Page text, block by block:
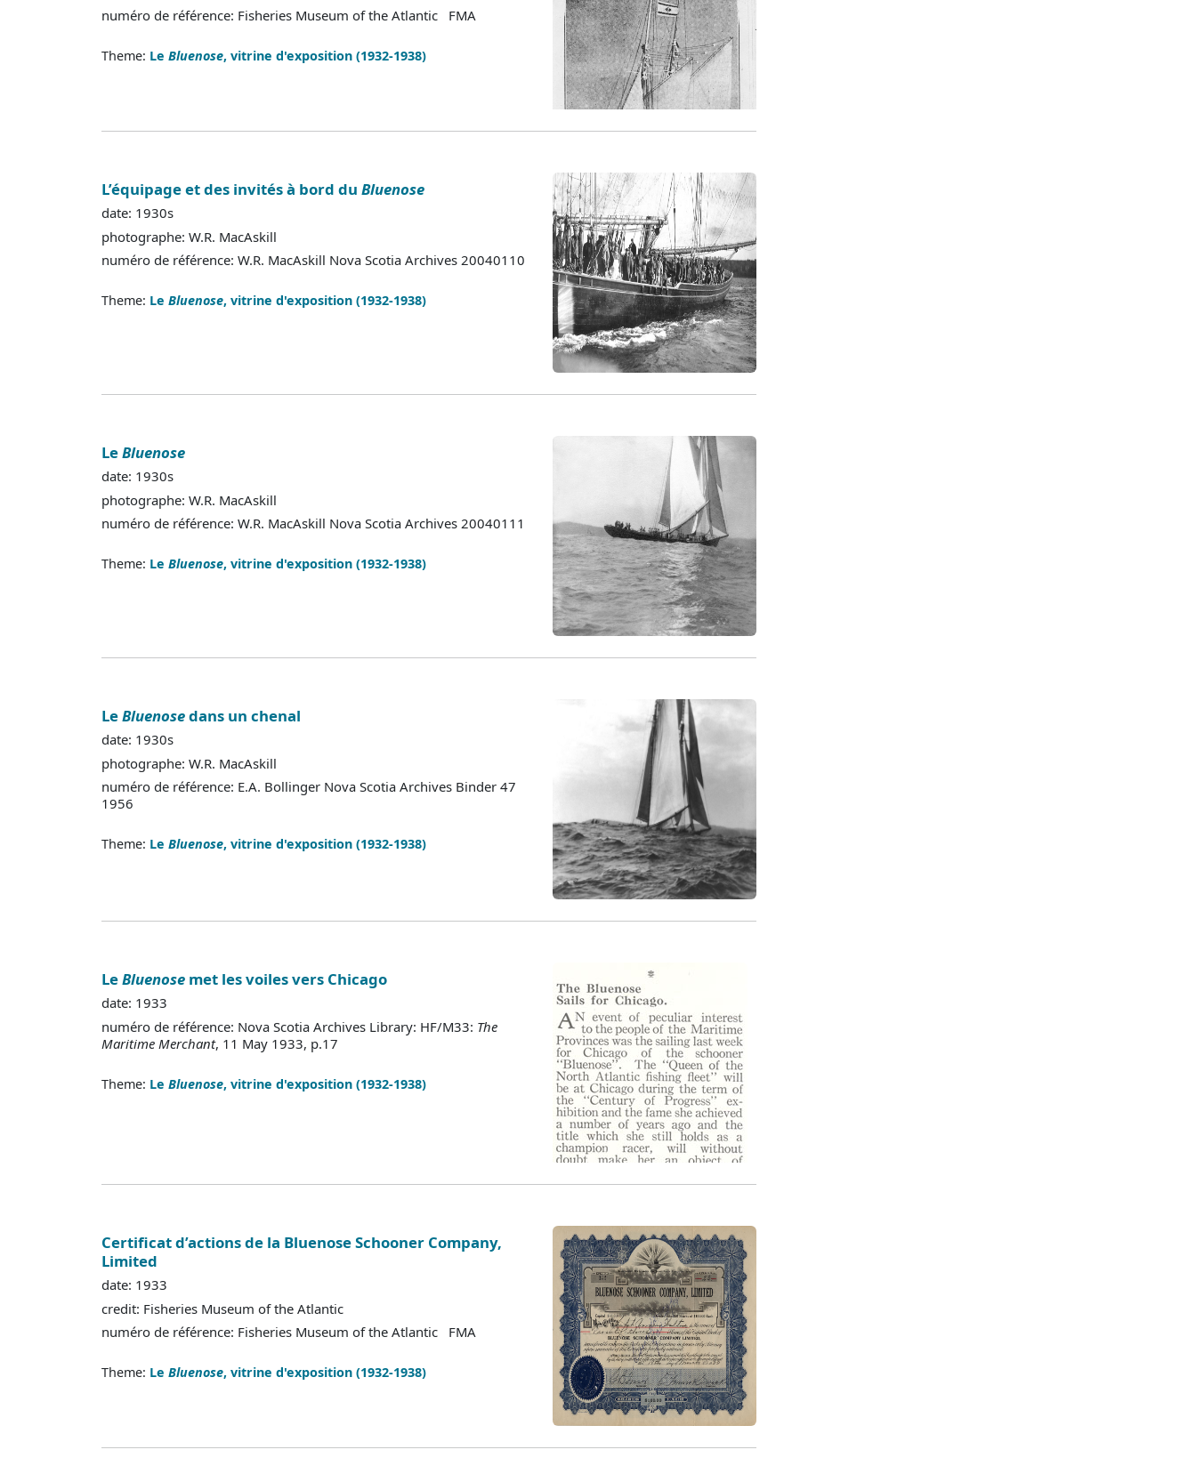
numéro de référence: Fisheries Museum of the Atlantic FMA
Theme: Le Bluenose, vitrine d'exposition (1932-1938)
L’équipage et des invités à bord du Bluenose
date: 1930s
photographe: W.R. MacAskill
numéro de référence: W.R. MacAskill Nova Scotia Archives 20040110
Theme: Le Bluenose, vitrine d'exposition (1932-1938)
LeBluenose
date: 1930s
photographe: W.R. MacAskill
numéro de référence: W.R. MacAskill Nova Scotia Archives 20040111
Theme: Le Bluenose, vitrine d'exposition (1932-1938)
LeBluenosedans un chenal
date: 1930s
photographe: W.R. MacAskill
numéro de référence: E.A. Bollinger Nova Scotia Archives Binder 47
1956
Theme: Le Bluenose, vitrine d'exposition (1932-1938)
LeBluenose met les voiles vers Chicago
date: 1933
numéro de référence: Nova Scotia Archives Library: HF/M33: The
Maritime Merchant, 11 May 1933, p.17
Theme: Le Bluenose, vitrine d'exposition (1932-1938)
Certificat d’actions de la Bluenose Schooner Company,
Limited
date: 1933
credit: Fisheries Museum of the Atlantic
numéro de référence: Fisheries Museum of the Atlantic FMA
Theme: Le Bluenose, vitrine d'exposition (1932-1938)